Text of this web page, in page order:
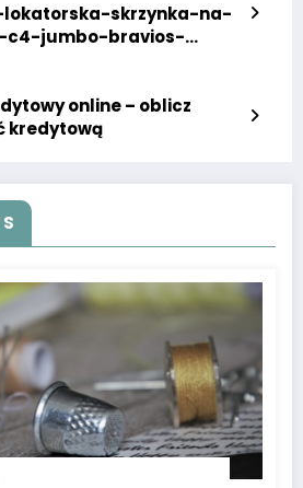
skrzynka-na-
c4-jumbo-bravios-
online – oblicz
kredytową